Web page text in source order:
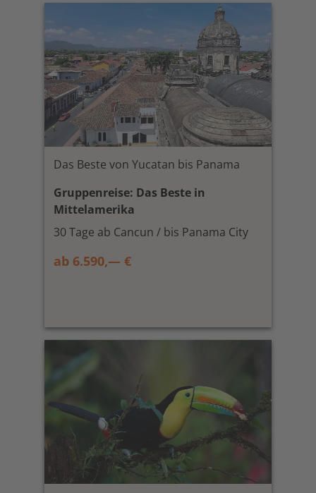
Das Beste von Yucatan bis Panama
Gruppenreise: Das Beste in
Mittelamerika
30 Tage ab Cancun / bis Panama City
ab 6.590,— €